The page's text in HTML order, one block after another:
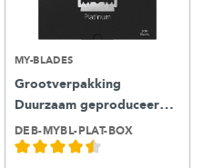
MY-BLADES
Grootverpakking
Duurzaam geproduceerde
Double Edge Blades
Platinum100st
DEB-MYBL-PLAT-BOX